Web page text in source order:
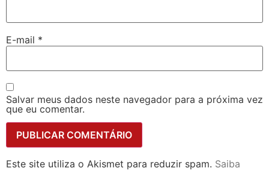
E-mail *
Salvar meus dados neste navegador para a próxima vez
que eu comentar.
Este site utiliza o Akismet para reduzir spam. Saiba